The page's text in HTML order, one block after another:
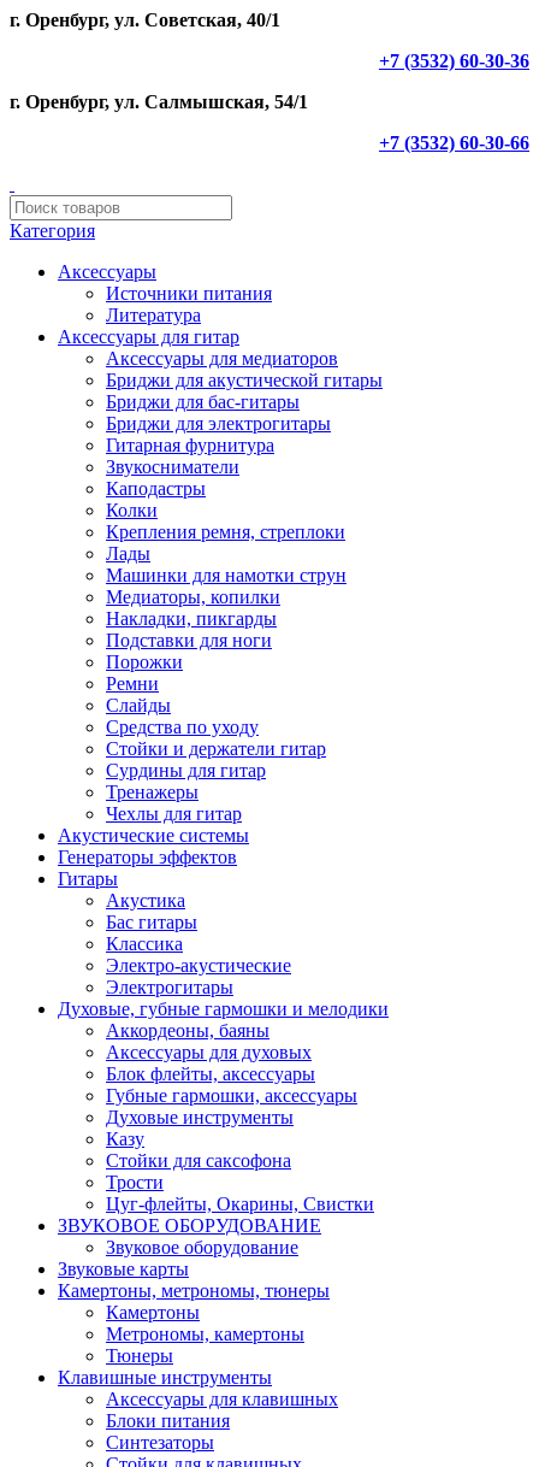
г. Оренбург, ул. Советская, 40/1
+7 (3532) 60-30-36
г. Оренбург, ул. Салмышская, 54/1
+7 (3532) 60-30-66
Категория
Аксессуары
Источники питания
Литература
Аксессуары для гитар
Аксессуары для медиаторов
Бриджи для акустической гитары
Бриджи для бас-гитары
Бриджи для электрогитары
Гитарная фурнитура
Звукосниматели
Каподастры
Колки
Крепления ремня, стреплоки
Лады
Машинки для намотки струн
Медиаторы, копилки
Накладки, пикгарды
Подставки для ноги
Порожки
Ремни
Слайды
Средства по уходу
Стойки и держатели гитар
Сурдины для гитар
Тренажеры
Чехлы для гитар
Акустические системы
Генераторы эффектов
Гитары
Акустика
Бас гитары
Классика
Электро-акустические
Электрогитары
Духовые, губные гармошки и мелодики
Аккордеоны, баяны
Аксессуары для духовых
Блок флейты, аксессуары
Губные гармошки, аксессуары
Духовые инструменты
Казу
Стойки для саксофона
Трости
Цуг-флейты, Окарины, Свистки
ЗВУКОВОЕ ОБОРУДОВАНИЕ
Звуковое оборудование
Звуковые карты
Камертоны, метрономы, тюнеры
Камертоны
Метрономы, камертоны
Тюнеры
Клавишные инструменты
Аксессуары для клавишных
Блоки питания
Синтезаторы